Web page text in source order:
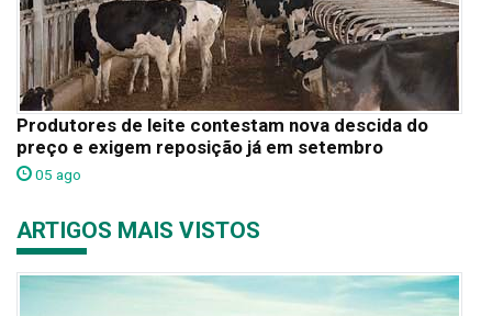
Produtores de leite contestam nova descida do
preço e exigem reposição já em setembro
05 ago
ARTIGOS MAIS VISTOS